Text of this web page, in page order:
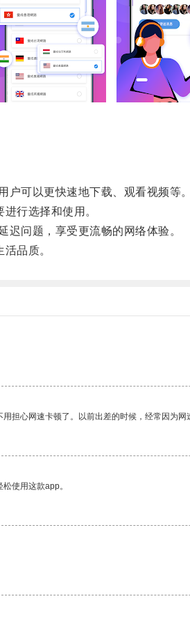
可以更快速地下载、观看视频等
行选择和使用。
问题，享受更流畅的网络体验。
品质。
担心网速卡顿了。以前出差的时候，经常因为
使用这款app。